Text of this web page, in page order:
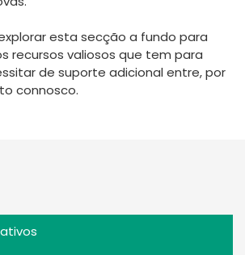
esta secção a fundo para
recursos valiosos que tem para
de suporte adicional entre, por
connosco.